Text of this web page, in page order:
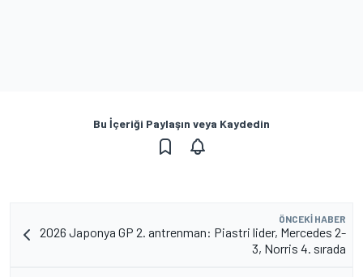
Bu İçeriği Paylaşın veya Kaydedin
ÖNCEKI HABER
2026 Japonya GP 2. antrenman: Piastri lider, Mercedes 2-
3, Norris 4. sırada